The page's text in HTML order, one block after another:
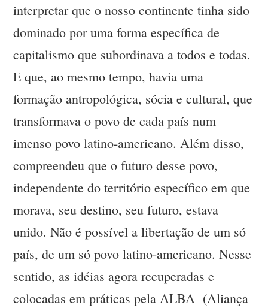
interpretar que o nosso continente tinha sido
dominado por uma forma específica de
capitalismo que subordinava a todos e todas.
E que, ao mesmo tempo, havia uma
formação antropológica, sócia e cultural, que
transformava o povo de cada país num
imenso povo latino-americano. Além disso,
compreendeu que o futuro desse povo,
independente do território específico em que
morava, seu destino, seu futuro, estava
unido. Não é possível a libertação de um só
país, de um só povo latino-americano. Nesse
sentido, as idéias agora recuperadas e
colocadas em práticas pela ALBA (Aliança